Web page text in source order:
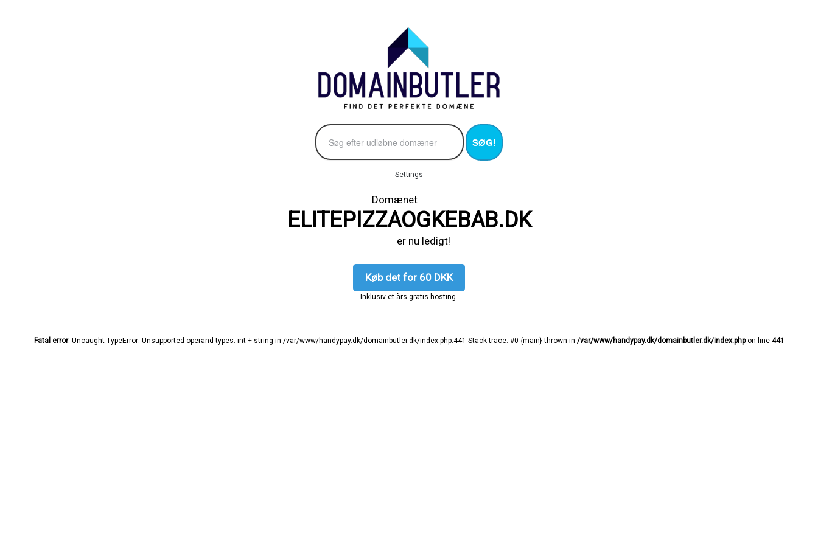
SØG!
Settings
Domænet
ELITEPIZZAOGKEBAB.DK
er nu ledigt!
Køb det for 60 DKK
Inklusiv et års gratis hosting.
....
Fatal error: Uncaught TypeError: Unsupported operand types: int + string in /var/www/handypay.dk/domainbutler.dk/index.php:441 Stack trace: #0 {main} thrown in /var/www/handypay.dk/domainbutler.dk/index.phpon line 441